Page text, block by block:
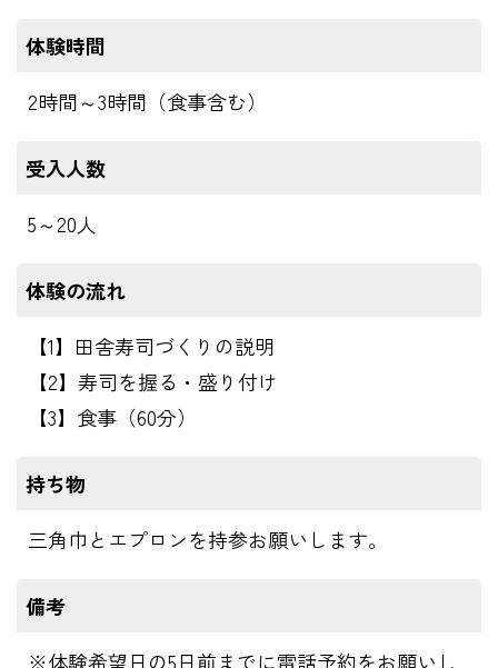
体験時間
2時間～3時間（食事含む）
受入人数
5～20人
体験の流れ
【1】田舎寿司づくりの説明
【2】寿司を握る・盛り付け
【3】食事（60分）
持ち物
三角巾とエプロンを持参お願いします。
備考
※体験希望日の5日前までに電話予約をお願いし